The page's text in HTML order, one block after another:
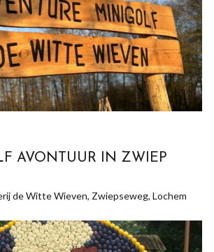
AVONTUUR IN ZWIEP
de Witte Wieven, Zwiepseweg, Lochem